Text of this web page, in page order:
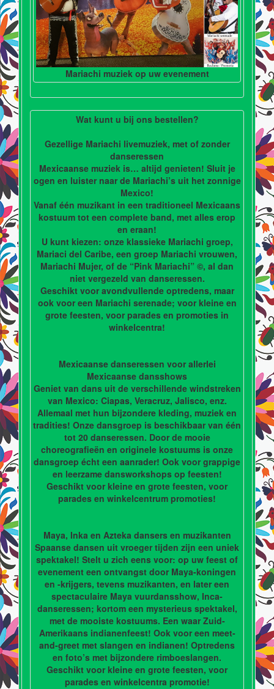
Mariachi muziek op uw evenement
Wat kunt u bij ons bestellen?
Gezellige Mariachi livemuziek, met of zonder
danseressen
Mexicaanse muziek is… altijd genieten! Sluit je
ogen en luister naar de Mariachi’s uit het zonnige
Mexico!
Vanaf één muzikant in een traditioneel Mexicaans
kostuum tot een complete band, met alles erop
en eraan!
U kunt kiezen: onze klassieke Mariachi groep,
Mariaci del Caribe, een groep Mariachi vrouwen,
Mariachi Mujer, of de “Pink Mariachi” ©, al dan
niet vergezeld van danseressen.
Geschikt voor avondvullende optredens, maar
ook voor een Mariachi serenade; voor kleine en
grote feesten, voor parades en promoties in
winkelcentra!
Mexicaanse danseressen voor allerlei
Mexicaanse dansshows
Geniet van dans uit de verschillende windstreken
van Mexico: Ciapas, Veracruz, Jalisco, enz.
Allemaal met hun bijzondere kleding, muziek en
tradities! Onze dansgroep is beschikbaar van één
tot 20 danseressen. Door de mooie
choreografieën en originele kostuums is onze
dansgroep écht een aanrader! Ook voor grappige
en leerzame dansworkshops op feesten!
Geschikt voor kleine en grote feesten, voor
parades en winkelcentrum promoties!
Maya, Inka en Azteka dansers en muzikanten
Spaanse dansen uit vroeger tijden zijn een uniek
spektakel! Stelt u zich eens voor: op uw feest of
evenement een ontvangst door Maya-koningen
en -krijgers, tevens muzikanten, en later een
spectaculaire Maya vuurdansshow, Inca-
danseressen; kortom een mysterieus spektakel,
met de mooiste kostuums. Een waar Zuid-
Amerikaans indianenfeest! Ook voor een meet-
and-greet met slangen en indianen! Optredens
en foto’s met bijzondere rimboeslangen.
Geschikt voor kleine en grote feesten, voor
parades en winkelcentra promotie!